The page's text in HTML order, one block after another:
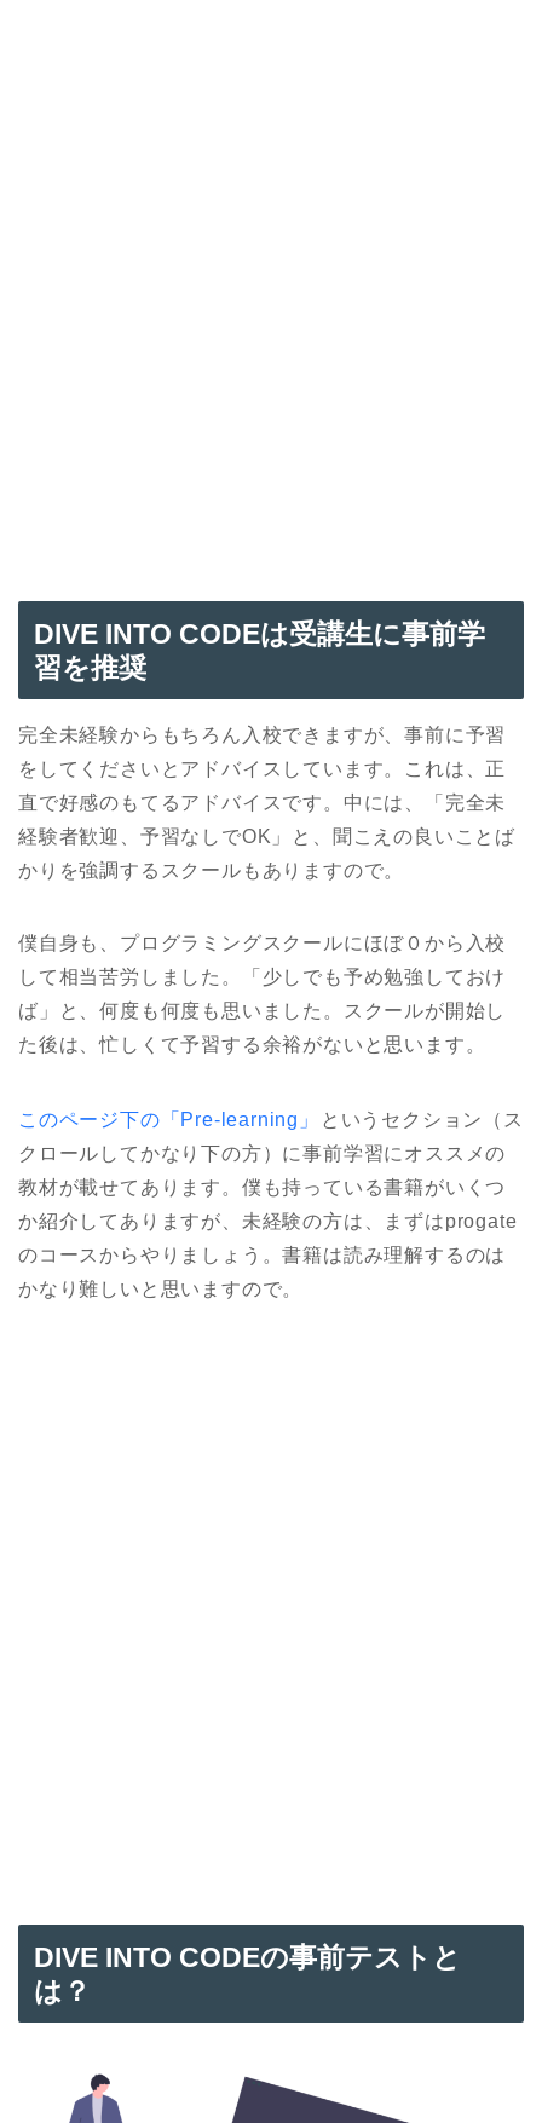
DIVE INTO CODEは受講生に事前学
習を推奨
完全未経験からもちろん入校できますが、事前に予習
をしてくださいとアドバイスしています。これは、正
直で好感のもてるアドバイスです。中には、「完全未
経験者歓迎、予習なしでOK」と、聞こえの良いことば
かりを強調するスクールもありますので。
僕自身も、プログラミングスクールにほぼ０から入校
して相当苦労しました。「少しでも予め勉強しておけ
ば」と、何度も何度も思いました。スクールが開始し
た後は、忙しくて予習する余裕がないと思います。
このページ下の「Pre-learning」
というセクション（ス
クロールしてかなり下の方）に事前学習にオススメの
教材が載せてあります。僕も持っている書籍がいくつ
か紹介してありますが、未経験の方は、まずはprogate
のコースからやりましょう。書籍は読み理解するのは
かなり難しいと思いますので。
DIVE INTO CODEの事前テストと
は？